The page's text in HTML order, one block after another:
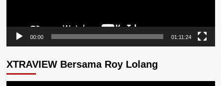
00:00 01:11:24
XTRAVIEW Bersama Roy Lolang